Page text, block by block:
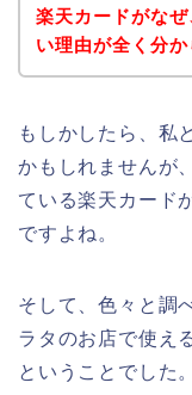
楽天カードがな
い理由が全く分
もしかしたら、私
かもしれませんが
ている楽天カード
ですよね。
そして、色々と調
ラタのお店で使え
ということでした。